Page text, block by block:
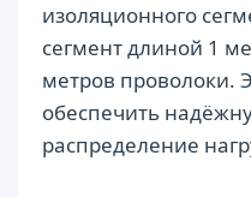
изоляционного
сегмент длиной 1
метров проволоки.
обеспечить
распределение